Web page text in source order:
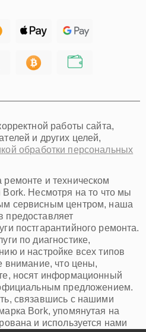
работы сайта,
и других целей,
обработки персональных
и техническом
Несмотря на то что мы
сервисным центром, наша
предоставляет
постгарантийного ремонта.
по диагностике,
и настройке всех типов
внимание, что цены,
носят информационный
предложением.
связавшись с нашими
Bork, упомянутая на
и используется нами